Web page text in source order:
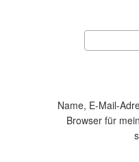
Name, E-Mail-
Browser für